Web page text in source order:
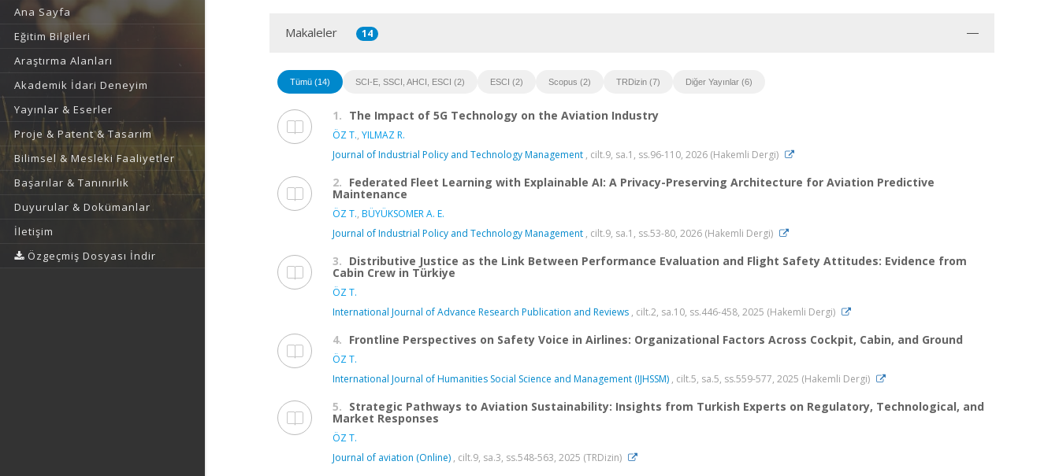
Ana Sayfa
Eğitim Bilgileri
Araştırma Alanları
Akademik İdari Deneyim
Yayınlar & Eserler
Proje & Patent & Tasarım
Bilimsel & Mesleki Faaliyetler
Başarılar & Tanınırlık
Duyurular & Dokümanlar
İletişim
Özgeçmiş Dosyası İndir
Makaleler 14
Tümü (14) SCI-E, SSCI, AHCI, ESCI (2) ESCI (2) Scopus (2) TRDizin (7) Diğer Yayınlar (6)
1. The Impact of 5G Technology on the Aviation Industry
ÖZ T., YILMAZ R.
Journal of Industrial Policy and Technology Management , cilt.9, sa.1, ss.96-110, 2026 (Hakemli Dergi)
2. Federated Fleet Learning with Explainable AI: A Privacy-Preserving Architecture for Aviation Predictive
Maintenance
ÖZ T., BÜYÜKSOMER A. E.
Journal of Industrial Policy and Technology Management , cilt.9, sa.1, ss.53-80, 2026 (Hakemli Dergi)
3. Distributive Justice as the Link Between Performance Evaluation and Flight Safety Attitudes: Evidence from
Cabin Crew in Türkiye
ÖZ T.
International Journal of Advance Research Publication and Reviews , cilt.2, sa.10, ss.446-458, 2025 (Hakemli Dergi)
4. Frontline Perspectives on Safety Voice in Airlines: Organizational Factors Across Cockpit, Cabin, and Ground
ÖZ T.
International Journal of Humanities Social Science and Management (IJHSSM) , cilt.5, sa.5, ss.559-577, 2025 (Hakemli Dergi)
5. Strategic Pathways to Aviation Sustainability: Insights from Turkish Experts on Regulatory, Technological, and
Market Responses
ÖZ T.
Journal of aviation (Online) , cilt.9, sa.3, ss.548-563, 2025 (TRDizin)